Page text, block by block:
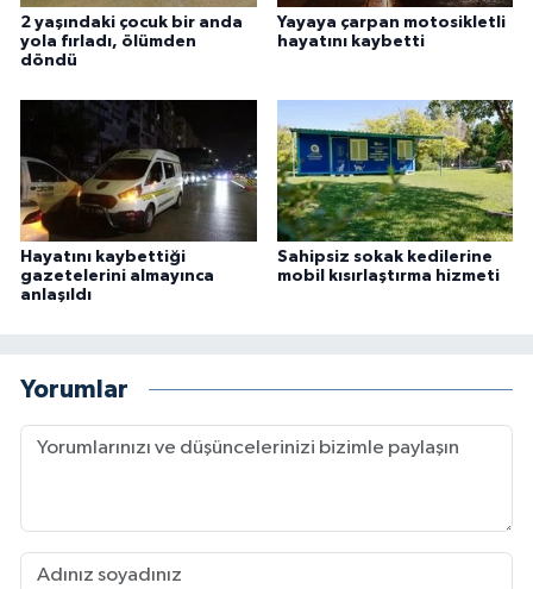
2 yaşındaki çocuk bir anda
yola fırladı, ölümden
döndü
Yayaya çarpan motosikletli
hayatını kaybetti
Hayatını kaybettiği
gazetelerini almayınca
anlaşıldı
Sahipsiz sokak kedilerine
mobil kısırlaştırma hizmeti
Yorumlar